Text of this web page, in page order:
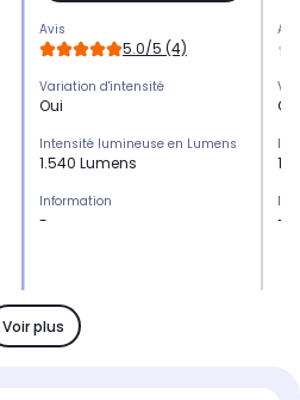
Avis
5.0/5 (4)
Variation d'intensité
Oui
Intensité lumineuse en Lumens
1.540 Lumens
Information
-
Eclairage
16 millions de couleurs
Oui
-
Voir plus